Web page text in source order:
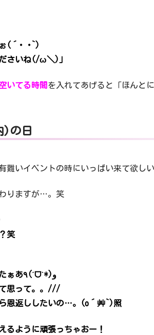
ぉ(´･ ･`)
さいね(/ω＼)」
いてる時間 を入れてあげると「ほんと
)の日
難いイベントの時にいっぱい来て欲し
りますが…。笑
笑
ここのサイトの半額イベントでしたぁあ٩(ˊᗜˋ*)و
思って。。///
ら恩返ししたいの…。(o´艸`)照
るように頑張っちゃおー！